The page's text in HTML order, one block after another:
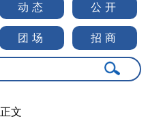
动态 公开
团场 招商
正文